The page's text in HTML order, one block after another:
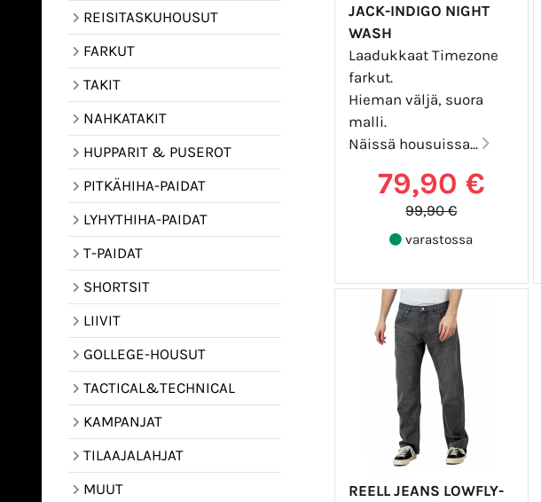
REISITASKUHOUSUT
FARKUT
TAKIT
NAHKATAKIT
HUPPARIT & PUSEROT
PITKÄHIHA-PAIDAT
LYHYTHIHA-PAIDAT
T-PAIDAT
SHORTSIT
LIIVIT
GOLLEGE-HOUSUT
TACTICAL&TECHNICAL
KAMPANJAT
TILAAJALAHJAT
MUUT
JACK-INDIGO NIGHT
WASH
Laadukkaat Timezone
farkut.
Hieman väljä, suora
malli.
Näissä housuissa...
79,90 €
99,90 €
varastossa
REELL JEANS LOWFLY-